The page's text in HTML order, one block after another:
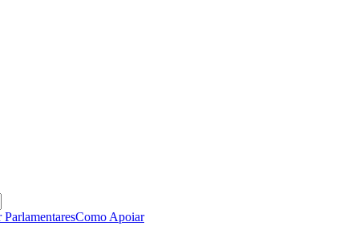
ParlamentaresComo Apoiar